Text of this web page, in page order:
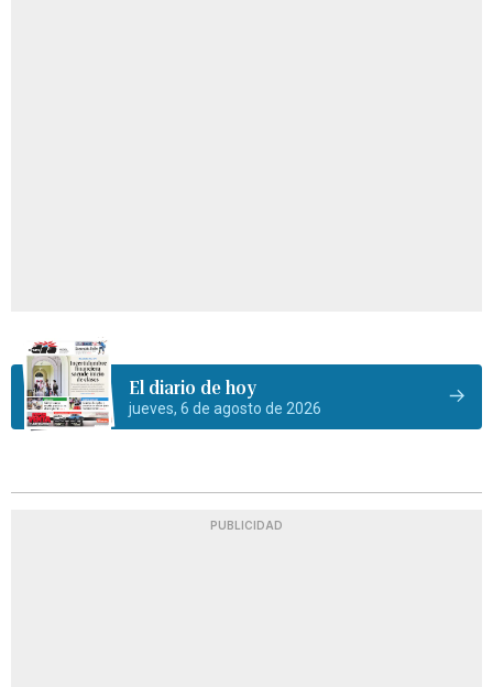
El diario de hoy
jueves, 6 de agosto de 2026
PUBLICIDAD